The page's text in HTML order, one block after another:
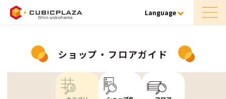
Language
ショップ・フロアガイド